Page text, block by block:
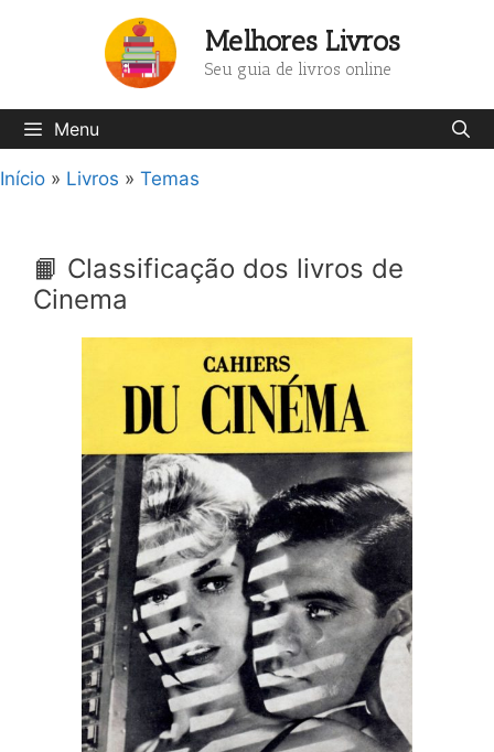
Melhores Livros
Seu guia de livros online
Menu
Início » Livros » Temas
📙 Classificação dos livros de
Cinema